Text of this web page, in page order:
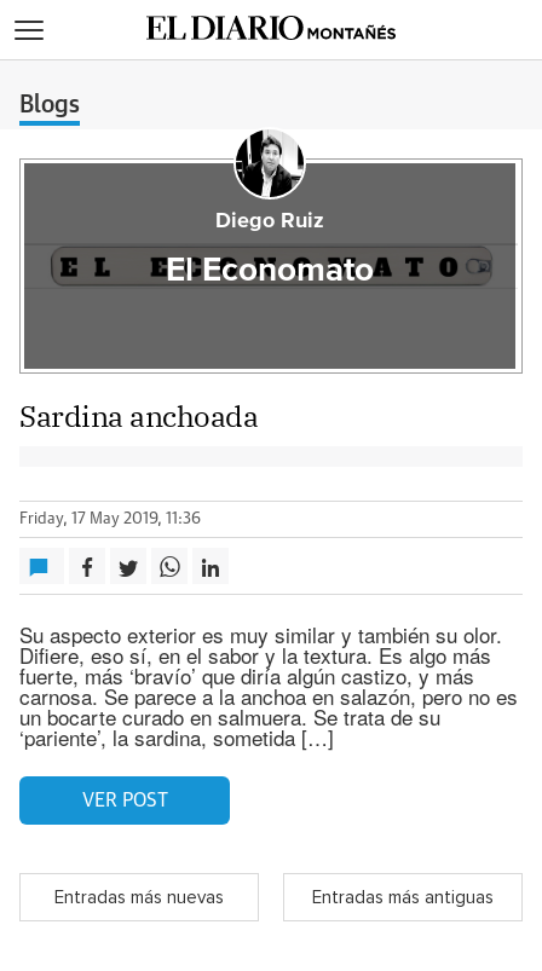
Blogs
Diego Ruiz
El Economato
Sardina anchoada
Friday, 17 May 2019, 11:36
Su aspecto exterior es muy similar y también su olor.
Difiere, eso sí, en el sabor y la textura. Es algo más
fuerte, más ‘bravío’ que diría algún castizo, y más
carnosa. Se parece a la anchoa en salazón, pero no es
un bocarte curado en salmuera. Se trata de su
‘pariente’, la sardina, sometida […]
VER POST
Entradas más nuevas Entradas más antiguas